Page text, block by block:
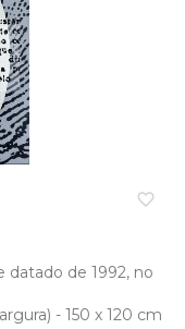
favorite_border
datado de 1992, no
- 150 x 120 cm